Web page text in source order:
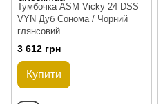
Тумбочка ASM Vicky 24 DSS
VYN Дуб Сонома / Чорний
глянсовий
3 612 грн
Купити